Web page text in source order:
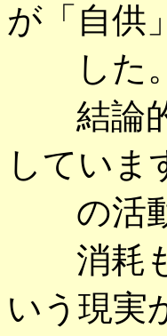
が「自供
した。
結論的
していま
の活動
消耗も
いう現実